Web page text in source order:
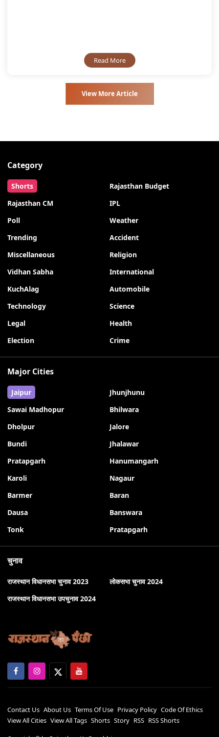
Read More
View More Article
Category
Shorts
Rajasthan Budget
Rajasthan CM
IPL
Poll
Weather
Trending
Accident
Miscellaneous
Religion
Vidhan Sabha
International
KuchAlag
Automobile
Technology
Science
Legal
Health
Election
Crime
Major Cities
Jaipur
Jhunjhunu
Sawai Madhopur
Bhilwara
Dholpur
Jalore
Bundi
Jhalawar
Pratapgarh
Hanumangarh
Karoli
Nagaur
Barmer
Baran
Dausa
Banswara
Tonk
Pratapgarh
चुनाव
राजस्थान विधानसभा चुनाव 2023
लोकसभा चुनाव 2024
राजस्थान विधानसभा उपचुनाव 2024
Contact Us About Us Terms Of Use Privacy Policy Code Of Ethics
View All Cities View All Tags Shorts Story RSS RSS Shorts